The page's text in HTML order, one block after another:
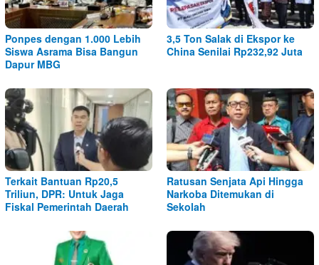
Ponpes dengan 1.000 Lebih
Siswa Asrama Bisa Bangun
Dapur MBG
3,5 Ton Salak di Ekspor ke
China Senilai Rp232,92 Juta
Terkait Bantuan Rp20,5
Triliun, DPR: Untuk Jaga
Fiskal Pemerintah Daerah
Ratusan Senjata Api Hingga
Narkoba Ditemukan di
Sekolah